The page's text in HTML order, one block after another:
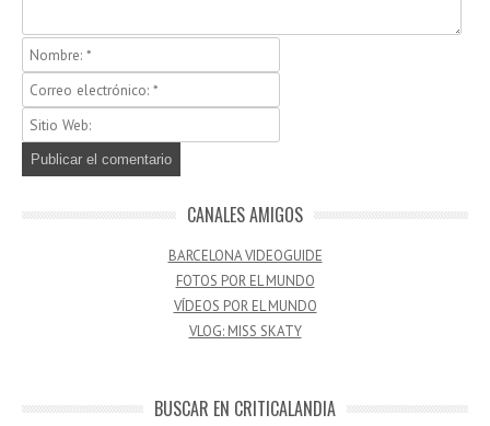
CANALES AMIGOS
BARCELONA VIDEOGUIDE
FOTOS POR EL MUNDO
VÍDEOS POR EL MUNDO
VLOG: MISS SKATY
BUSCAR EN CRITICALANDIA